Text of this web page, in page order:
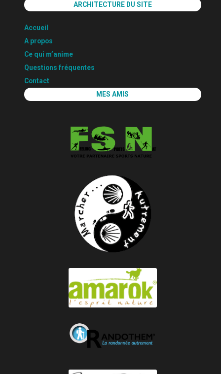
ARCHITECTURE DU SITE
Accueil
A propos
Ce qui m’anime
Questions fréquentes
Contact
MES AMIS